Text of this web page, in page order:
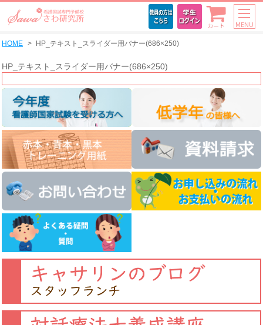
カート MENU
HOME HP_テキスト_スライダー用バナー(686×250)
HP_テキスト_スライダー用バナー(686×250)